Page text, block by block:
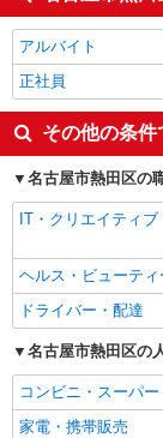
アルバイト
正社員
その他の条
名古屋市熱田区の
IT・クリエイティブ
ヘルス・ビューティ
ドライバー・配達
名古屋市熱田区の
コンビニ・スーパー
家電・携帯販売